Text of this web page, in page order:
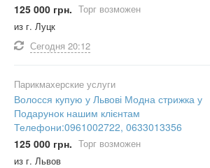
125 000 грн. Торг возможен
из г. Луцк
Сегодня 20:12
Парикмахерские услуги
Волосся купую у Львові Модна стрижка у
Подарунок нашим клієнтам
Телефони:0961002722, 0633013356
125 000 грн. Торг возможен
из г. Львов